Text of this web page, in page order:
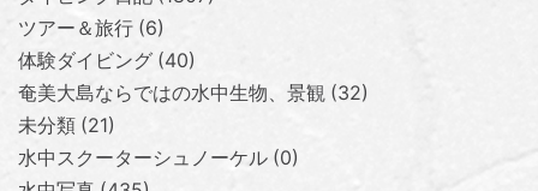
ツアー＆旅行 6
体験ダイビング 40
奄美大島ならではの水中生物、景観 32
未分類 21
水中スクーターシュノーケル 0